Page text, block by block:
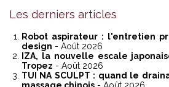
Les derniers articles
Robot aspirateur : l'entretien
design - Août 2026
IZA, la nouvelle escale
Tropez - Août 2026
TUI NA SCULPT : quand le
massage chinois - Août 2026